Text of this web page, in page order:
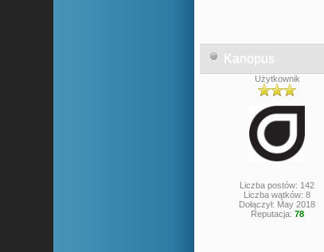
Kanopus
Użytkownik
Liczba postów: 142
Liczba wątków: 8
Dołączył: May 2018
Reputacja: 78